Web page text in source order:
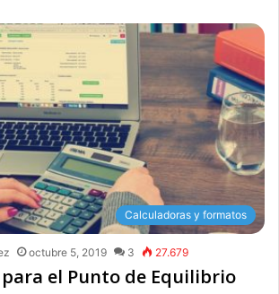
Calculadoras y formatos
octubre 5, 2019 3 27.679
el Punto de Equilibrio